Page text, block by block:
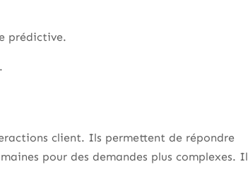
prédictive.
client. Ils permettent de répondre
pour des demandes plus complexes. Il